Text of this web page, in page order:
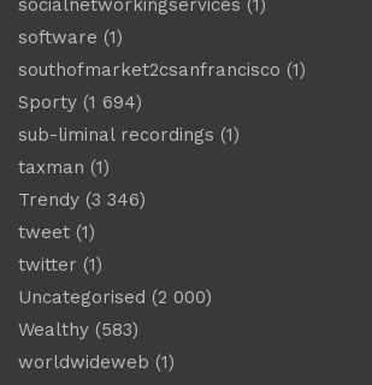
socialnetworkingservices (1)
software (1)
southofmarket2csanfrancisco (1)
Sporty (1 694)
sub-liminal recordings (1)
taxman (1)
Trendy (3 346)
tweet (1)
twitter (1)
Uncategorised (2 000)
Wealthy (583)
worldwideweb (1)